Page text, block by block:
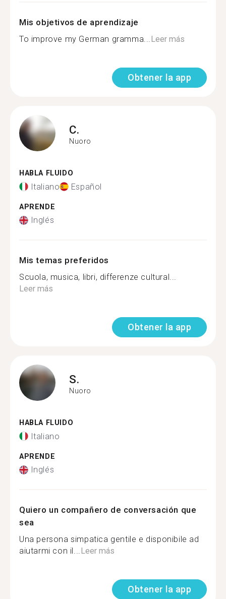
Mis objetivos de aprendizaje
To improve my German gramma...Leer más
Obtener la app
C.
Nuoro
HABLA FLUIDO
Italiano Español
APRENDE
Inglés
Mis temas preferidos
Scuola, musica, libri, differenze cultural...
Leer más
Obtener la app
S.
Nuoro
HABLA FLUIDO
Italiano
APRENDE
Inglés
Quiero un compañero de conversación que
sea
Una persona simpatica gentile e disponibile ad
aiutarmi con il...Leer más
Obtener la app